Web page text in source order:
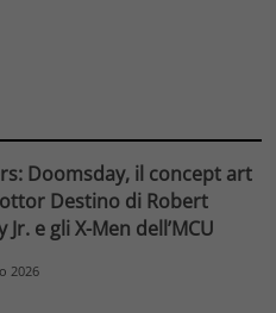
Doomsday, il concept art
Destino di Robert
Jr. e gli X-Men dell’MCU
2026